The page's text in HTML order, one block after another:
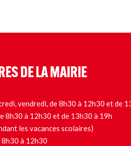
DE LA MAIRIE
vendredi, de 8h30 à 12h30 et de
8h30 à 12h30 et de 13h30 à 19h
les vacances scolaires)
8h30 à 12h30